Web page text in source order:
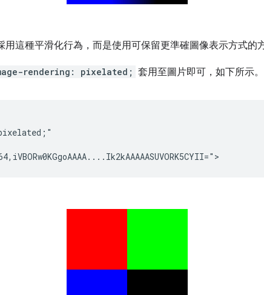
用這種平滑化行為，而是使用可保留更準確圖像表示方式的
rendering: pixelated; 套用至圖片即可，如下所示。